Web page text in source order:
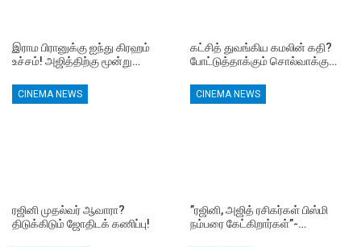
இராம பிரானுக்கு ஐந்து கிரஹம்
உச்சம்! அஜித்திற்கு மூன்று…
கட்சித் துவங்கிய கமலின் கதி?
போட்டுத்தாக்கும் சொல்வாக்கு…
CINEMA NEWS
ரஜினி முதல்வர் ஆவாரா?
திடுக்கிடும் ஜோதிடக் கணிப்பு!
CINEMA NEWS
”ரஜினி, அஜித் ரசிகர்கள் பிஸ்மி
நம்பரை கேட்கிறார்கள்”-…